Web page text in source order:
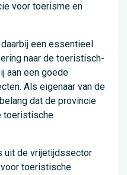
voor toerisme en
een essentieel
naar de toeristisch-
aan een goede
Als eigenaar van de
dat de provincie
toeristische
uit de vrijetijdssector
voor toeristische